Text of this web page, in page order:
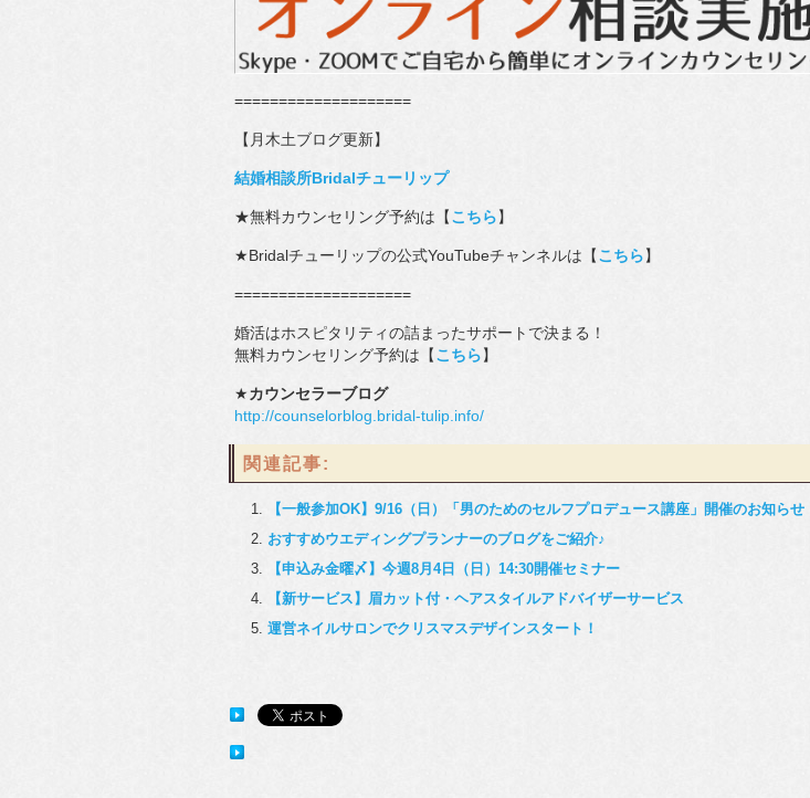
====================
【月木土ブログ更新】
結婚相談所Bridalチューリップ
★無料カウンセリング予約は【 こちら 】
★Bridalチューリップの公式YouTubeチャンネルは【 こちら 】
====================
婚活はホスピタリティの詰まったサポートで決まる！
無料カウンセリング予約は【 こちら 】
★カウンセラーブログ
http://counselorblog.bridal-tulip.info/
関連記事:
【一般参加OK】9/16（日）「男のためのセルフプロデュース講座」開催のお知らせ
おすすめウエディングプランナーのブログをご紹介♪
【申込み金曜〆】今週8月4日（日）14:30開催セミナー
【新サービス】眉カット付・ヘアスタイルアドバイザーサービス
運営ネイルサロンでクリスマスデザインスタート！